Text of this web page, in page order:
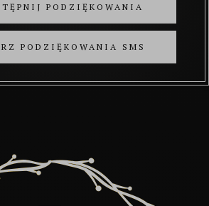
PODZIĘKOWANIA
PODZIĘKOWANIA SMS